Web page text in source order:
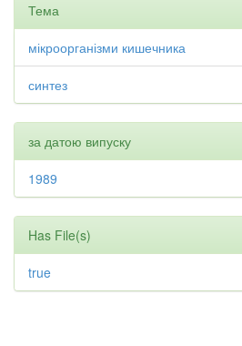
Тема
мікроорганізми кишечника
синтез
за датою випуску
1989
Has File(s)
true